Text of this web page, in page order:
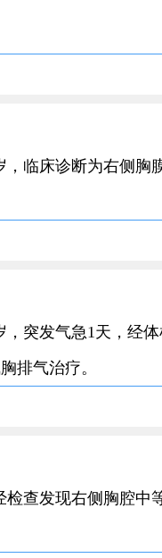
临床诊断为右侧胸
突发气急1天，经
排气治疗。
查发现右侧胸腔中